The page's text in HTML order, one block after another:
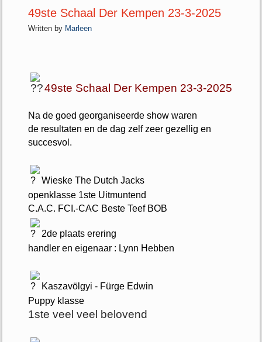
49ste Schaal Der Kempen 23-3-2025
Written by Marleen
49ste Schaal Der Kempen 23-3-2025
Na de goed georganiseerde show waren
de resultaten en de dag zelf zeer gezellig en
succesvol.
Wieske The Dutch Jacks
openklasse 1ste Uitmuntend
C.A.C. FCI.-CAC Beste Teef BOB
2de plaats erering
handler en eigenaar : Lynn Hebben
Kaszavölgyi - Fürge Edwin
Puppy klasse
1ste veel veel belovend